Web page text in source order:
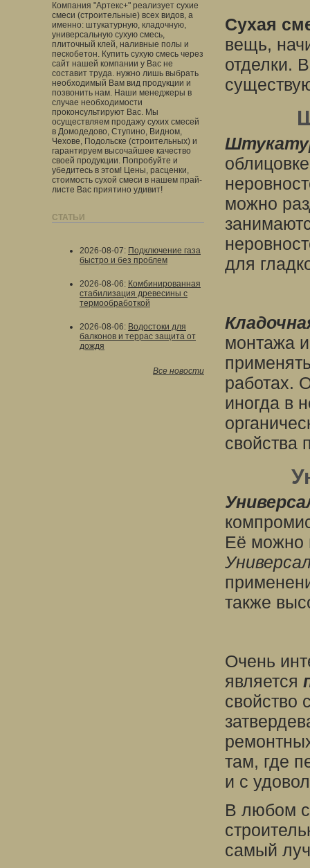
Компания "Артекс+" реализует сухие
смеси (строительные) всех видов, а
именно: штукатурную, кладочную,
универсальную сухую смесь,
плиточный клей, наливные полы и
пескобетон. Купить сухую смесь через
сайт нашей компании у Вас не
составит труда. нужно лишь выбрать
необходимый Вам вид продукции и
позвонить нам. Наши менеджеры в
случае необходимости
проконсультируют Вас. Мы
осуществляем продажу сухих смесей
в Домодедово, Ступино, Видном,
Чехове, Подольске (строительных) и
гарантируем высочайшее качество
своей продукции. Попробуйте и
убедитесь в этом! Цены, расценки,
стоимость сухой смеси в нашем прай-
листе Вас приятино удивит!
СТАТЬИ
2026-08-07: Подключение газа
быстро и без проблем
2026-08-06: Комбинированная
стабилизация древесины с
термообработкой
2026-08-06: Водостоки для
балконов и террас защита от
дождя
Все новости
Сухая
вещь,
отделки.
можно
для
монтажа
работах.
иногда в
свойства
Её можно
также
Очень
является
свойство
там, где
и с
В любом
самый